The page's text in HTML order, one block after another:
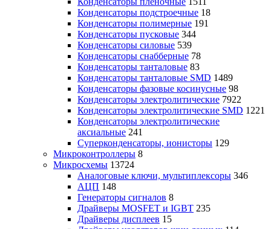
Конденсаторы подстроечные 18
Конденсаторы полимерные 191
Конденсаторы пусковые 344
Конденсаторы силовые 539
Конденсаторы снабберные 78
Конденсаторы танталовые 83
Конденсаторы танталовые SMD 1489
Конденсаторы фазовые косинусные 98
Конденсаторы электролитические 7922
Конденсаторы электролитические SMD 1221
Конденсаторы электролитические
аксиальные 241
Суперконденсаторы, ионисторы 129
Микроконтроллеры 8
Микросхемы 13724
Аналоговые ключи, мультиплексоры 346
АЦП 148
Генераторы сигналов 8
Драйверы MOSFET и IGBT 235
Драйверы дисплеев 15